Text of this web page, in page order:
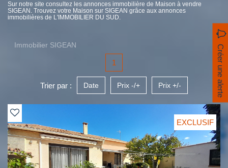
Sur notre site consultez les annonces immobilière de Maison à vendre
SIGEAN. Trouvez votre Maison sur SIGEAN grâce aux annonces
immobilières de L'IMMOBILIER DU SUD.
Immobilier SIGEAN Créer une alerte
1
Trier par : Date Prix -/+ Prix +/-
EXCLUSIF